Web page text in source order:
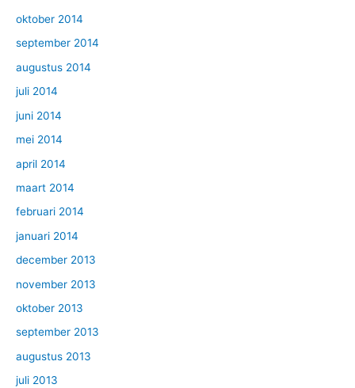
oktober 2014
september 2014
augustus 2014
juli 2014
juni 2014
mei 2014
april 2014
maart 2014
februari 2014
januari 2014
december 2013
november 2013
oktober 2013
september 2013
augustus 2013
juli 2013